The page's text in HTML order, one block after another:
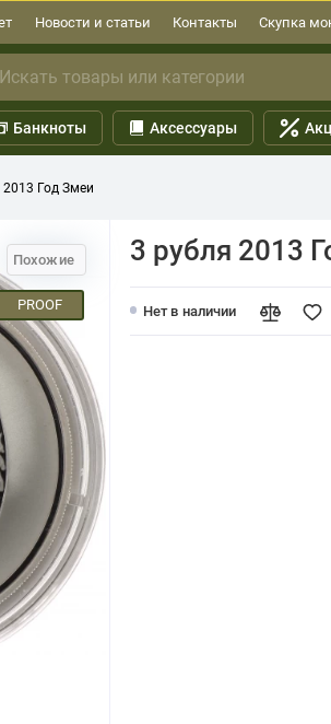
Новости и статьи Контакты Скупка
Банкноты Аксессуары
2013 Год Змеи
Похожие
PROOF
3 рубля 2013
Нет в наличии